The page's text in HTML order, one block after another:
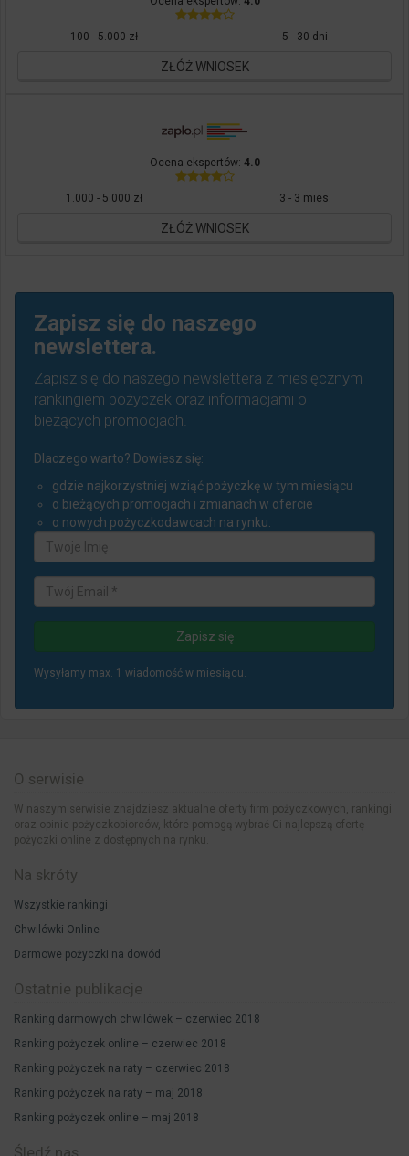
100 - 5.000 zł 5 - 30 dni
ZŁÓŻ WNIOSEK
Ocena ekspertów: 4.0
1.000 - 5.000 zł 3 - 3 mies.
ZŁÓŻ WNIOSEK
Zapisz się do naszego
newslettera.
Zapisz się do naszego newslettera z miesięcznym
rankingiem pożyczek oraz informacjami o
bieżących promocjach.
Dlaczego warto? Dowiesz się:
gdzie najkorzystniej wziąć pożyczkę w tym miesiącu
o bieżących promocjach i zmianach w ofercie
o nowych pożyczkodawcach na rynku.
Wysyłamy max. 1 wiadomość w miesiącu.
O serwisie
W naszym serwisie znajdziesz aktualne oferty firm pożyczkowych, rankingi
oraz opinie pożyczkobiorców, które pomogą wybrać Ci najlepszą ofertę
pożyczki online z dostępnych na rynku.
Na skróty
Wszystkie rankingi
Chwilówki Online
Darmowe pożyczki na dowód
Ostatnie publikacje
Ranking darmowych chwilówek – czerwiec 2018
Ranking pożyczek online – czerwiec 2018
Ranking pożyczek na raty – czerwiec 2018
Ranking pożyczek na raty – maj 2018
Ranking pożyczek online – maj 2018
Śledź nas